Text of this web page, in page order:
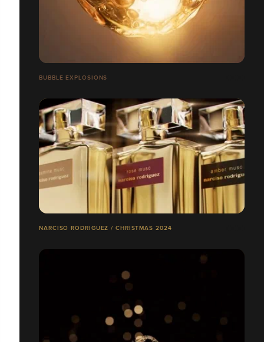
BUBBLE EXPLOSIONS
NARCISO RODRIGUEZ / CHRISTMAS 2024